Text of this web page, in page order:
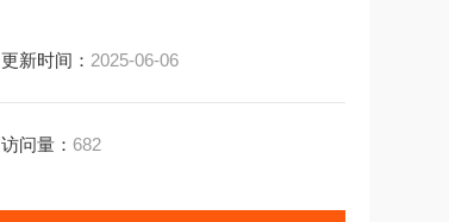
更新时间： 2025-06-06
访问量： 682